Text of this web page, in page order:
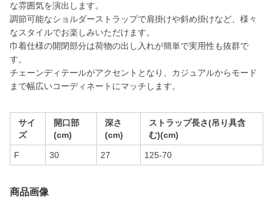
な雰囲気を演出します。
調節可能なショルダーストラップで肩掛けや斜め掛けなど、様々
なスタイルでお楽しみいただけます。
巾着仕様の開閉部分は荷物の出し入れが簡単で実用性も抜群で
す。
チェーンディテールがアクセントとなり、カジュアルからモード
まで幅広いコーディネートにマッチします。
サイ
ズ
開口部
(cm)
深さ
(cm)
ストラップ長さ(吊り具含
む)(cm)
F 30 27 125-70
商品画像